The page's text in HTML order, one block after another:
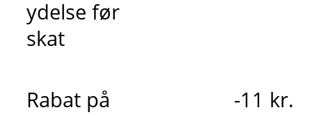
ydelse før
skat
Rabat på
-11 kr.